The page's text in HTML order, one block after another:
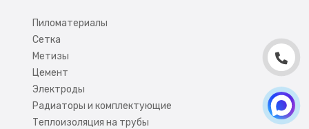
Пиломатериалы
Сетка
Метизы
Цемент
Электроды
Радиаторы и комплектующие
Теплоизоляция на трубы